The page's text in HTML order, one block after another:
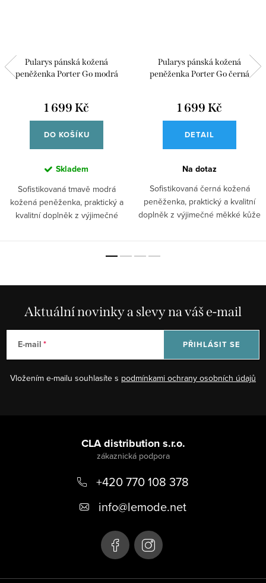
Pularys pánská kožená
peněženka Porter Go modrá
1 699 Kč
DO KOŠÍKU
Skladem
Sofistikovaná tmavě modrá
kožená peněženka, praktický a
kvalitní doplněk z výjimečné
Pularys pánská kožená
peněženka Porter Go černá
1 699 Kč
DETAIL
Na dotaz
Sofistikovaná černá kožená
peněženka, praktický a kvalitní
doplněk z výjimečné měkké kůže
Aktuální novinky a slevy na váš e-mail
E-mail
Vložením e-mailu souhlasíte s podmínkami ochrany osobních údajů
PŘIHLÁSIT SE
CLA distribution s.r.o.
+420 770 108 378
info@lemode.net